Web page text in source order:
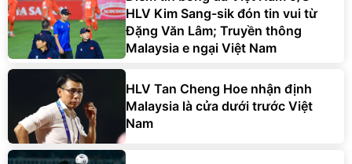
HLV Kim Sang-sik đón tin vui từ
Đặng Văn Lâm; Truyền thông
Malaysia e ngại Việt Nam
HLV Tan Cheng Hoe nhận định
Malaysia là cửa dưới trước Việt
Nam